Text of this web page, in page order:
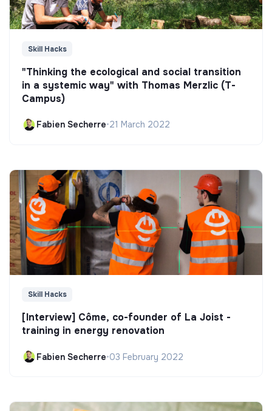
Skill Hacks
"Thinking the ecological and social transition
in a systemic way" with Thomas Merzlic (T-
Campus)
Fabien Secherre•21 March 2022
Skill Hacks
[Interview] Côme, co-founder of La Joist -
training in energy renovation
Fabien Secherre•03 February 2022